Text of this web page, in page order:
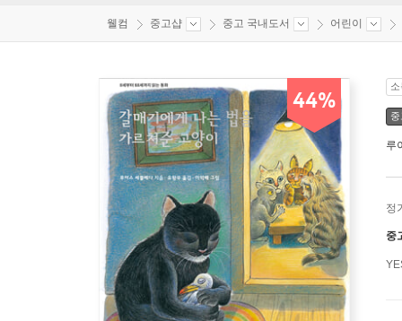
웰컴 중고샵 중고 국내도서 어린이
44%
루
정
중